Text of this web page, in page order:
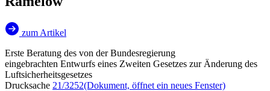
zum Artikel
Erste Beratung des von der Bundesregierung
eingebrachten Entwurfs eines Zweiten Gesetzes zur Änderung des
Luftsicherheitsgesetzes
Drucksache 21/3252(Dokument, öffnet ein neues Fenster)